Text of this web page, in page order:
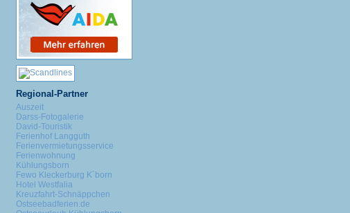
Regional-Partner
Auszeit
Darss-Fotogalerie
David-Touristik
Ferienhof Langguth
Ferienvermietungsservice
Ferienwohnung
Kühlungsborn
Fewo Kleckerburg K´born
Hotel Westfalia
Kreuzfahrt-Schnäppchen
Ostseebadferien.de